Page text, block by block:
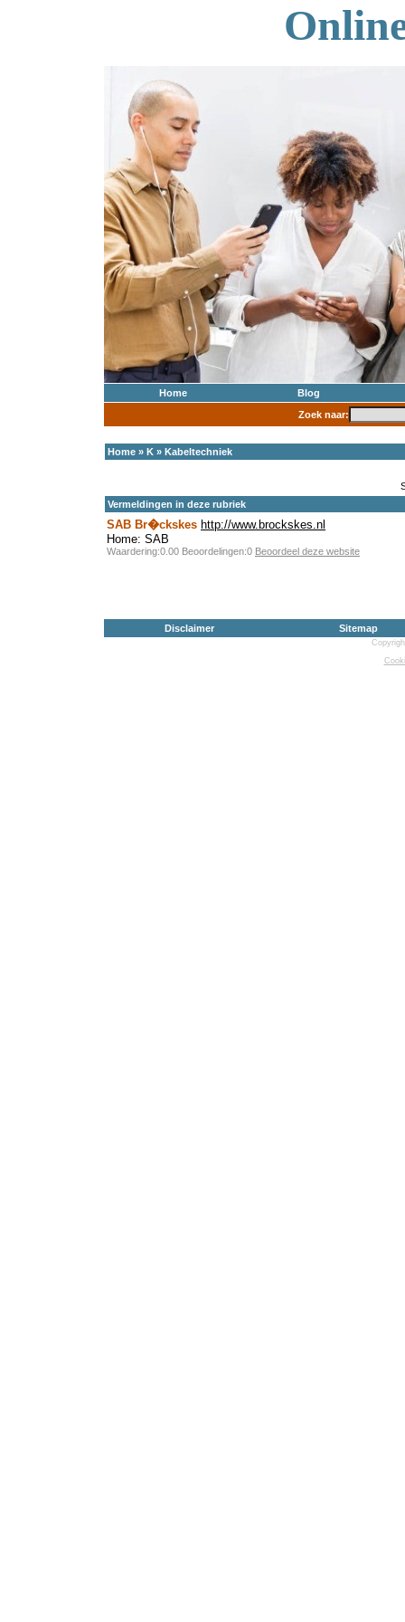
Home
Blog
Zoek naar:
Home » K » Kabeltechniek
Vermeldingen in deze rubriek
SAB Br�ckskes http://www.brockskes.nl
Home: SAB
Waardering:0.00 Beoordelingen:0 Beoordeel deze website
Disclaimer Sitemap